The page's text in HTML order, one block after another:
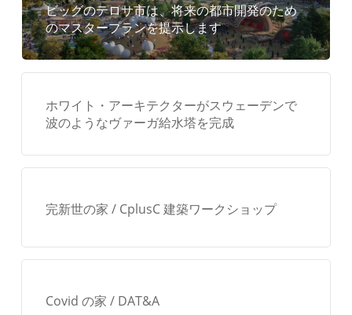
ビッグのテロサ市は、将来の都市開発のため
のマスタープランを提示します
ホワイト・アーキテクターがスウェーデンで
波のようなヴァーガ給水塔を完成
完新世の家 / CplusC 建築ワークショップ
Covid の家 / DAT&A